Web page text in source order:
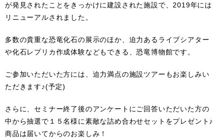
が発見されたことをきっかけに建設された施設で、2019年には
リニューアルされました。
多数の貴重な恐竜化石の展示のほか、迫力あるライブシアター
や化石レプリカ作成体験などもできる、恐竜博物館です。
ご参加いただいた方には、迫力満点の施設ツアーもお楽しみい
ただきます♪(予定)
さらに、セミナー終了後のアンケートにご回答いただいた方の
中から抽選で１５名様に素敵な詰め合わせセットをプレゼント♪
商品は届いてからのお楽しみ！